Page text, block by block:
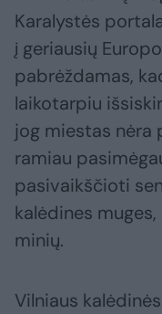
Karalystės
į geriausių
pabrėždamas,
laikotarpiu
jog miestas nėra
ramiau
pasivaikščioti
kalėdines
minių.
Vilniaus